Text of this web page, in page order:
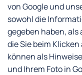
von Google und
sowohl die
gegeben haben,
die Sie beim Klicken
können als
und Ihrem Foto in